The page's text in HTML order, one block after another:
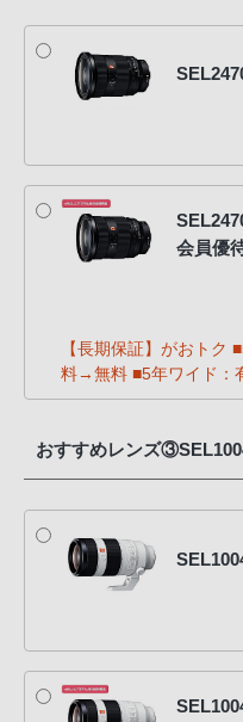
会員優
【長期保証】がおトク
料→無料 ■5年ワイド：
おすすめレンズ